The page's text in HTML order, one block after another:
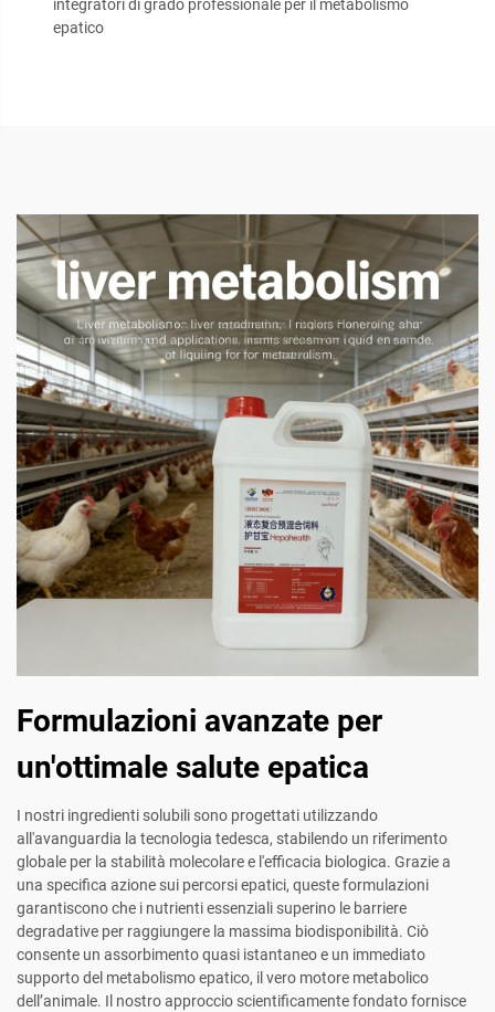
integratori di grado professionale per il metabolismo
epatico
Formulazioni avanzate per
un'ottimale salute epatica
I nostri ingredienti solubili sono progettati utilizzando
all'avanguardia la tecnologia tedesca, stabilendo un riferimento
globale per la stabilità molecolare e l'efficacia biologica. Grazie a
una specifica azione sui percorsi epatici, queste formulazioni
garantiscono che i nutrienti essenziali superino le barriere
degradative per raggiungere la massima biodisponibilità. Ciò
consente un assorbimento quasi istantaneo e un immediato
supporto del metabolismo epatico, il vero motore metabolico
dell’animale. Il nostro approccio scientificamente fondato fornisce